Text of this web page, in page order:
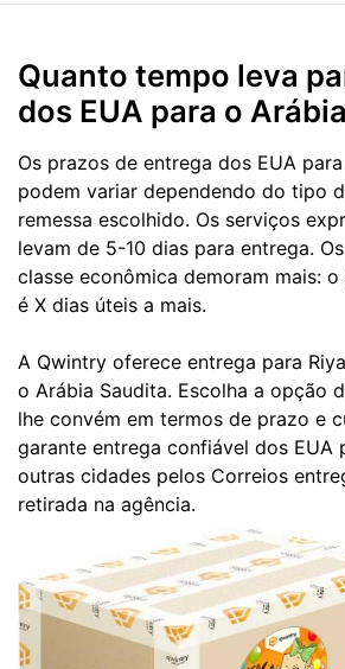
Quanto tempo leva
dos EUA para o
Os prazos de entrega dos EUA
podem variar dependendo do tipo
remessa escolhido. Os serviços
levam de 5-10 dias para entrega.
classe econômica demoram mais:
é X dias úteis a mais.
A Qwintry oferece entrega para
o Arábia Saudita. Escolha a opção
lhe convém em termos de prazo e
garante entrega confiável dos EUA
outras cidades pelos Correios
retirada na agência.